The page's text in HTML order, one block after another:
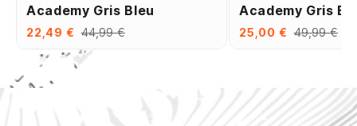
Academy Gris Bleu
22,49 € 44,99 €
Academy Gris
25,00 € 49,99 €